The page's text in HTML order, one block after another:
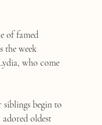
of famed
the week
who come
siblings begin to
oldest